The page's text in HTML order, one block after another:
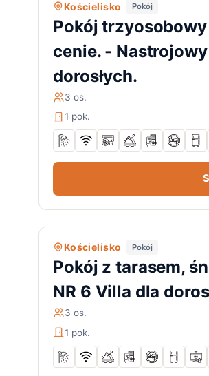
Kościelisko Pokój
Pokój
cenie. -
dorosłych.
3 os.
1 pok.
Kościelisko Pokój
Pokój z tarasem,
NR 6 Villa dla
3 os.
1 pok.